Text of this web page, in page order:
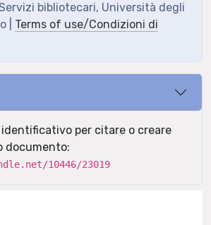
bibliotecari, Università degli
| Terms of use/Condizioni di
per citare o creare
documento:
10446/23019